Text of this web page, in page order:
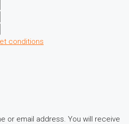
conditions
or email address. You will receive